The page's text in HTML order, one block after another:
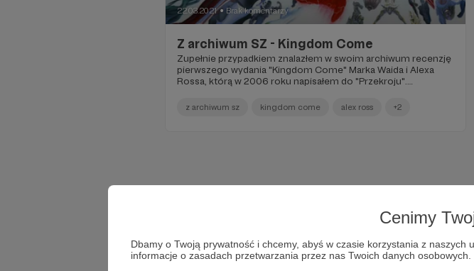
Cenimy
Dbamy o Twoją prywatność i chcemy, abyś w czasie korzystania z naszych
informacje o zasadach przetwarzania przez nas Twoich danych osobowych.
22.03.2021 ● Brak komentarzy
Z archiwum SZ - Kingdom Come
Zupełnie przypadkiem znalazłem w swoim archiwum recenzję
pierwszego wydania "Kingdom Come" Marka Waida i Alexa
Rossa, którą w 2006 roku napisałem do "Przekroju".
tygodniu trafia do sprzedaży nowe wydanie tego słynnego
z archiwum sz kingdom come alex ross +2